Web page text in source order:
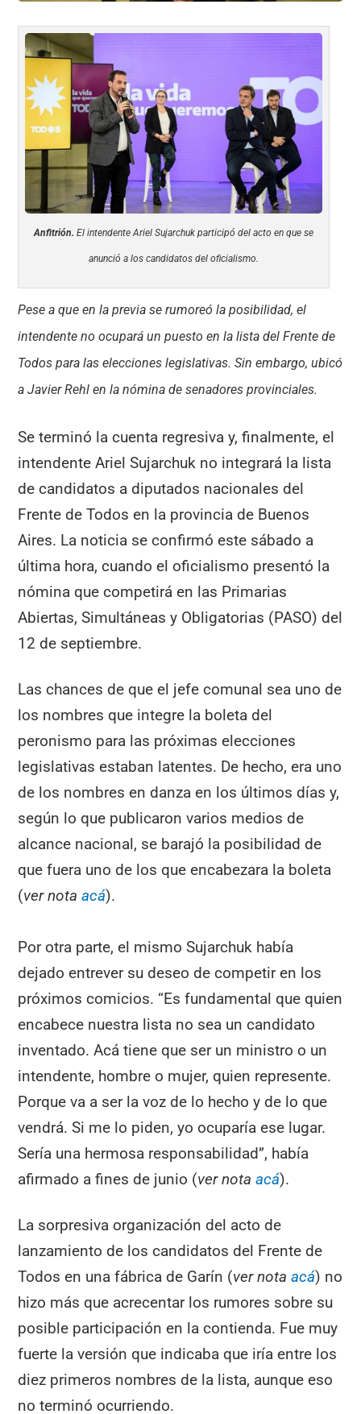
Anfitrión. El intendente Ariel Sujarchuk participó del acto en que se
anunció a los candidatos del oficialismo.
Pese a que en la previa se rumoreó la posibilidad, el
intendente no ocupará un puesto en la lista del Frente de
Todos para las elecciones legislativas. Sin embargo, ubicó
a Javier Rehl en la nómina de senadores provinciales.
Se terminó la cuenta regresiva y, finalmente, el
intendente Ariel Sujarchuk no integrará la lista
de candidatos a diputados nacionales del
Frente de Todos en la provincia de Buenos
Aires. La noticia se confirmó este sábado a
última hora, cuando el oficialismo presentó la
nómina que competirá en las Primarias
Abiertas, Simultáneas y Obligatorias (PASO) del
12 de septiembre.
Las chances de que el jefe comunal sea uno de
los nombres que integre la boleta del
peronismo para las próximas elecciones
legislativas estaban latentes. De hecho, era uno
de los nombres en danza en los últimos días y,
según lo que publicaron varios medios de
alcance nacional, se barajó la posibilidad de
que fuera uno de los que encabezara la boleta
(ver notaacá).
Por otra parte, el mismo Sujarchuk había
dejado entrever su deseo de competir en los
próximos comicios. “Es fundamental que quien
encabece nuestra lista no sea un candidato
inventado. Acá tiene que ser un ministro o un
intendente, hombre o mujer, quien represente.
Porque va a ser la voz de lo hecho y de lo que
vendrá. Si me lo piden, yo ocuparía ese lugar.
Sería una hermosa responsabilidad”, había
afirmado a fines de junio (ver notaacá).
La sorpresiva organización del acto de
lanzamiento de los candidatos del Frente de
Todos en una fábrica de Garín (ver notaacá) no
hizo más que acrecentar los rumores sobre su
posible participación en la contienda. Fue muy
fuerte la versión que indicaba que iría entre los
diez primeros nombres de la lista, aunque eso
no terminó ocurriendo.